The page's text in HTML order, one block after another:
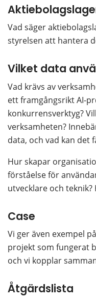
Vad säger
styrelsen att hantera
Vilket data
Vad krävs av
ett framgångsrikt AI-
konkurrensverktyg?
verksamheten?
data, och vad kan det
Hur skapar
förståelse för
utvecklare och
Case
Vi ger även exempel
projekt som fungerat
och vi kopplar
Åtgärdslista